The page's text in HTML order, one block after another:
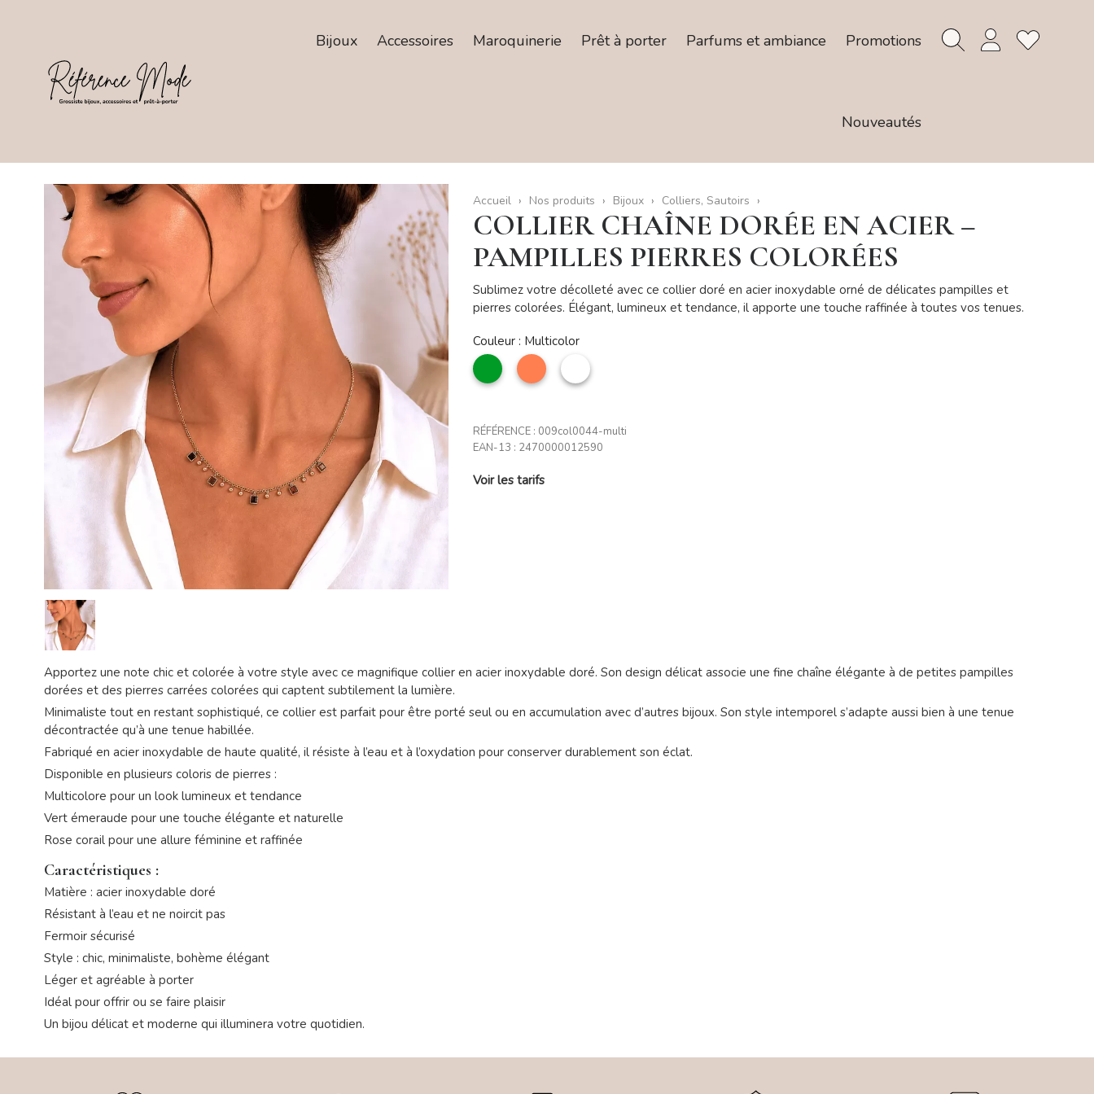
Bijoux Accessoires Maroquinerie Prêt à porter Parfums et ambiance Promotions
Nouveautés
Accueil Nos produits Bijoux Colliers, Sautoirs
COLLIER CHAÎNE DORÉE EN ACIER –
PAMPILLES PIERRES COLORÉES
Sublimez votre décolleté avec ce collier doré en acier inoxydable orné de délicates pampilles et
pierres colorées. Élégant, lumineux et tendance, il apporte une touche raffinée à toutes vos tenues.
Couleur : Multicolor
vert
anglais
Corail Multicolor
RÉFÉRENCE : 009col0044-multi
EAN-13 : 2470000012590
Voir les tarifs
Apportez une note chic et colorée à votre style avec ce magnifique collier en acier inoxydable doré. Son design délicat associe une fine chaîne élégante à de petites pampilles
dorées et des pierres carrées colorées qui captent subtilement la lumière.
Minimaliste tout en restant sophistiqué, ce collier est parfait pour être porté seul ou en accumulation avec d’autres bijoux. Son style intemporel s’adapte aussi bien à une tenue
décontractée qu’à une tenue habillée.
Fabriqué en acier inoxydable de haute qualité, il résiste à l’eau et à l’oxydation pour conserver durablement son éclat.
Disponible en plusieurs coloris de pierres :
Multicolore pour un look lumineux et tendance
Vert émeraude pour une touche élégante et naturelle
Rose corail pour une allure féminine et raffinée
Caractéristiques :
Matière : acier inoxydable doré
Résistant à l’eau et ne noircit pas
Fermoir sécurisé
Style : chic, minimaliste, bohème élégant
Léger et agréable à porter
Idéal pour offrir ou se faire plaisir
Un bijou délicat et moderne qui illuminera votre quotidien.